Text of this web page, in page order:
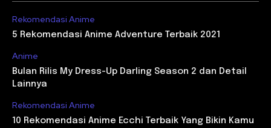
Rekomendasi Anime
5 Rekomendasi Anime Adventure Terbaik 2021
Anime
Bulan Rilis My Dress-Up Darling Season 2 dan Detail
Lainnya
Rekomendasi Anime
10 Rekomendasi Anime Ecchi Terbaik Yang Bikin Kamu